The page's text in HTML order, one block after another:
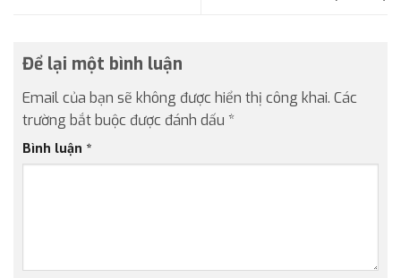
Để lại một bình luận
Email của bạn sẽ không được hiển thị công khai. Các
trường bắt buộc được đánh dấu *
Bình luận *